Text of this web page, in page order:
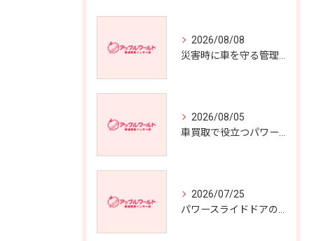
2026/08/08
2026/08/05
2026/07/25